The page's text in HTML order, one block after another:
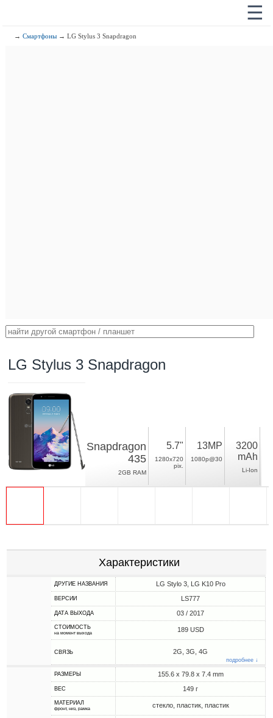
☰
→Смартфоны → LG Stylus 3 Snapdragon
LG Stylus 3 Snapdragon
Snapdragon
435
2GB RAM
5.7"
1280x720
pix.
13MP
1080p@30
3200
mAh
Li-Ion
Характеристики
ДРУГИЕ НАЗВАНИЯ LG Stylo 3, LG K10 Pro
ВЕРСИИ LS777
ДАТА ВЫХОДА 03 / 2017
СТОИМОСТЬ
на момент выхода 189 USD
СВЯЗЬ 2G, 3G, 4G
подробнее ↓
РАЗМЕРЫ 155.6 x 79.8 x 7.4 mm
ВЕС 149 г
МАТЕРИАЛ
фронт, низ, рамка стекло, пластик, пластик